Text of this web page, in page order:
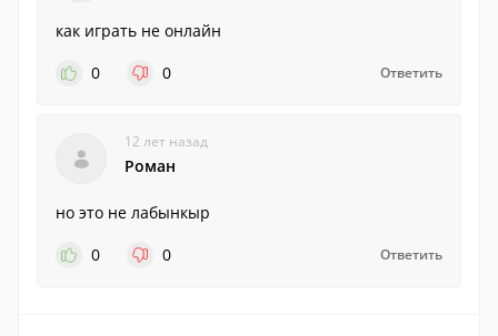
как играть не онлайн
0
0 Ответить
12 лет назад
Роман
но это не лабынкыр
0
0 Ответить